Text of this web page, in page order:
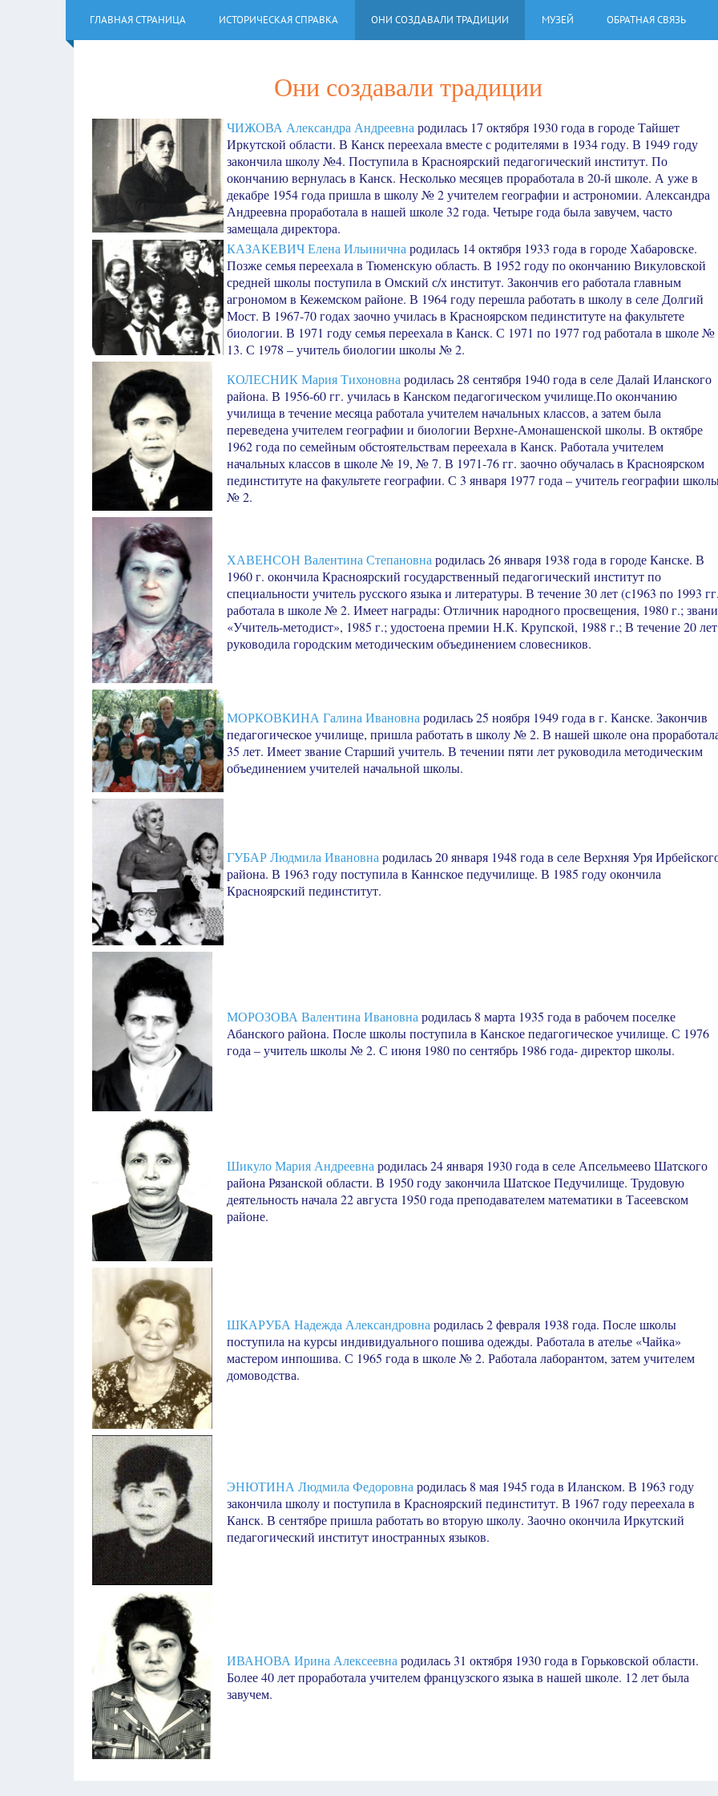
ГЛАВНАЯ СТРАНИЦА ИСТОРИЧЕСКАЯ СПРАВКА ОНИ СОЗДАВАЛИ ТРАДИЦИИ МУЗЕЙ ОБРАТНАЯ СВЯЗЬ
Они создавали традиции
ЧИЖОВА Александра Андреевна родилась 17 октября 1930 года в городе Тайшет
Иркутской области. В Канск переехала вместе с родителями в 1934 году. В 1949 году
закончила школу №4. Поступила в Красноярский педагогический институт. По
окончанию вернулась в Канск. Несколько месяцев проработала в 20-й школе. А уже в
декабре 1954 года пришла в школу № 2 учителем географии и астрономии. Александра
Андреевна проработала в нашей школе 32 года. Четыре года была завучем, часто
замещала директора.
КАЗАКЕВИЧ Елена Ильинична родилась 14 октября 1933 года в городе Хабаровске.
Позже семья переехала в Тюменскую область. В 1952 году по окончанию Викуловской
средней школы поступила в Омский с/х институт. Закончив его работала главным
агрономом в Кежемском районе. В 1964 году перешла работать в школу в селе Долгий
Мост. В 1967-70 годах заочно училась в Красноярском пединституте на факультете
биологии. В 1971 году семья переехала в Канск. С 1971 по 1977 год работала в школе №
13. С 1978 – учитель биологии школы № 2.
КОЛЕСНИК Мария Тихоновна родилась 28 сентября 1940 года в селе Далай Иланского
района. В 1956-60 гг. училась в Канском педагогическом училище.По окончанию
училища в течение месяца работала учителем начальных классов, а затем была
переведена учителем географии и биологии Верхне-Амонашенской школы. В октябре
1962 года по семейным обстоятельствам переехала в Канск. Работала учителем
начальных классов в школе № 19, № 7. В 1971-76 гг. заочно обучалась в Красноярском
пединституте на факультете географии. С 3 января 1977 года – учитель географии
№ 2.
ХАВЕНСОН Валентина Степановна родилась 26 января 1938 года в городе Канске. В
1960 г. окончила Красноярский государственный педагогический институт по
специальности учитель русского языка и литературы. В течение 30 лет (с1963 по 1993
работала в школе № 2. Имеет награды: Отличник народного просвещения, 1980 г.;
«Учитель-методист», 1985 г.; удостоена премии Н.К. Крупской, 1988 г.; В течение 20 лет
руководила городским методическим объединением словесников.
МОРКОВКИНА Галина Ивановна родилась 25 ноября 1949 года в г. Канске. Закончив
педагогическое училище, пришла работать в школу № 2. В нашей школе она
35 лет. Имеет звание Старший учитель. В течении пяти лет руководила методическим
объединением учителей начальной школы.
ГУБАР Людмила Ивановна родилась 20 января 1948 года в селе Верхняя Уря
района. В 1963 году поступила в Каннское педучилище. В 1985 году окончила
Красноярский пединститут.
МОРОЗОВА Валентина Ивановна родилась 8 марта 1935 года в рабочем поселке
Абанского района. После школы поступила в Канское педагогическое училище. С 1976
года – учитель школы № 2. С июня 1980 по сентябрь 1986 года- директор школы.
Шикуло Мария Андреевна родилась 24 января 1930 года в селе Апсельмеево Шатского
района Рязанской области. В 1950 году закончила Шатское Педучилище. Трудовую
деятельность начала 22 августа 1950 года преподавателем математики в Тасеевском
районе.
ШКАРУБА Надежда Александровна родилась 2 февраля 1938 года. После школы
поступила на курсы индивидуального пошива одежды. Работала в ателье «Чайка»
мастером инпошива. С 1965 года в школе № 2. Работала лаборантом, затем учителем
домоводства.
ЭНЮТИНА Людмила Федоровна родилась 8 мая 1945 года в Иланском. В 1963 году
закончила школу и поступила в Красноярский пединститут. В 1967 году переехала в
Канск. В сентябре пришла работать во вторую школу. Заочно окончила Иркутский
педагогический институт иностранных языков.
ИВАНОВА Ирина Алексеевна родилась 31 октября 1930 года в Горьковской области.
Более 40 лет проработала учителем французского языка в нашей школе. 12 лет была
завучем.